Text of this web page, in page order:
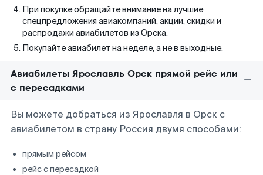
При покупке обращайте внимание на лучшие
спецпредложения авиакомпаний, акции, скидки и
распродажи авиабилетов из Орска.
Покупайте авиабилет на неделе, а не в выходные.
Авиабилеты Ярославль Орск прямой рейс или
с пересадками
Вы можете добраться из Ярославля в Орск с
авиабилетом в страну Россия двумя способами:
прямым рейсом
рейс с пересадкой